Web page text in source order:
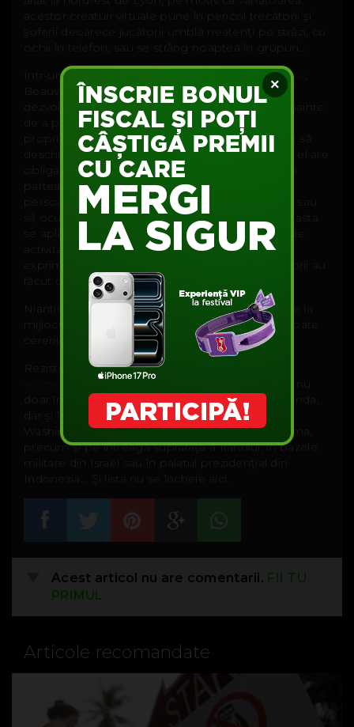
×
acestor creaturi virtuale pune în pericol trecătorii şi
şoferii deoarece jucătorii umblă neatenţi pe străzi, cu
ochii în telefon, sau se strâng noaptea în grupuri...
Într-un interviu acordat
agenţiei Associated Press
Beauvois atrage atenţia asupra faptului că
dezvoltatorii jocului nu i-au cerut permisiunea înainte
de a plasa pokemoni în Bresolles. „Când un
proprietar de restaurant sau de cafenea doreşte să
deschidă o afacere în orice localitate din Franţa, el are
obligaţia de a cere în prealabil
partea Primăriei. Regula se aplică pentru toate
persoanele care doresc să deschidă o activitate sau
să ocupe un spaţiu pe domeniul public. Aşa că asta
se aplică şi în cazul Niantic, chiar dacă obiectul de
activitate este unul virtual”, a precizat primarul,
exprimându-şi vădit nemulţumirea că dezvoltatorii au
făcut din întreaga Planetă un loc uriaş de joacă.
Niantic nu i-a răspuns imediat primarului, însă pe la
mijlocul lui august a anunţat că va lua în calcul toate
cererile de acest fel.
Rezistenţa a început să capete contur
, măsuri de interdicţie a jocului luându-se nu
doar în unele instituţii din Cambodgia sau Thailanda,
dar şi în Muzeul Memorial al Holocaustului din
Washington DC, la Memorialul Păcii din Hiroshima,
precum şi pe întreaga suprafaţă a Iranului, în bazele
militare din Israel sau în palatul prezidenţial din
Indonezia... Şi lista nu se încheie aici.
Acest articol nu are comentarii. FII TU
PRIMUL
Articole recomandate